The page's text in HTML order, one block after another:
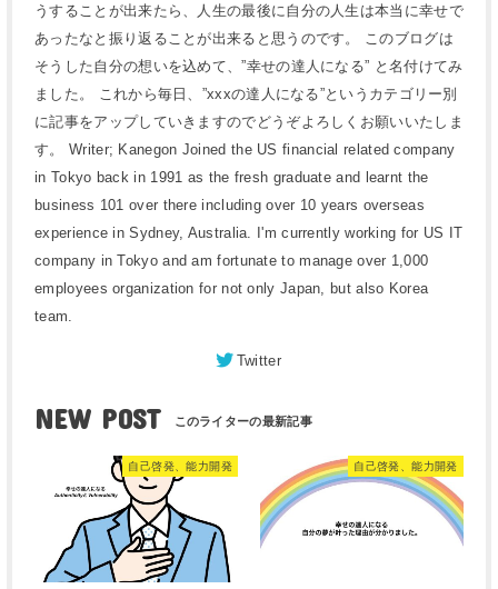
うすることが出来たら、人生の最後に自分の人生は本当に幸せで
あったなと振り返ることが出来ると思うのです。 このブログは
そうした自分の想いを込めて、”幸せの達人になる” と名付けてみ
ました。 これから毎日、”xxxの達人になる”というカテゴリー別
に記事をアップしていきますのでどうぞよろしくお願いいたしま
す。 Writer; Kanegon Joined the US financial related company
in Tokyo back in 1991 as the fresh graduate and learnt the
business 101 over there including over 10 years overseas
experience in Sydney, Australia. I'm currently working for US IT
company in Tokyo and am fortunate to manage over 1,000
employees organization for not only Japan, but also Korea
team.
Twitter
NEW POST
自己啓発、能力開発 自己啓発、能力開発